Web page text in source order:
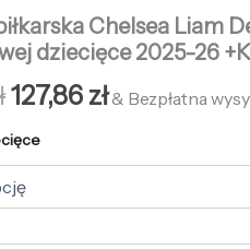
Chelsea Liam
dziecięce 2025-26
wynosiła:
468,69 zł.
127,86 zł
wynosi:
127,86 zł.
& Bezpłatna